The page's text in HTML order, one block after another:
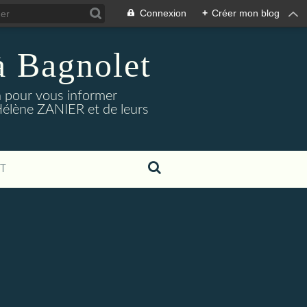
Connexion + Créer mon blog
Bagnolet
pour vous informer
ZANIER et de leurs